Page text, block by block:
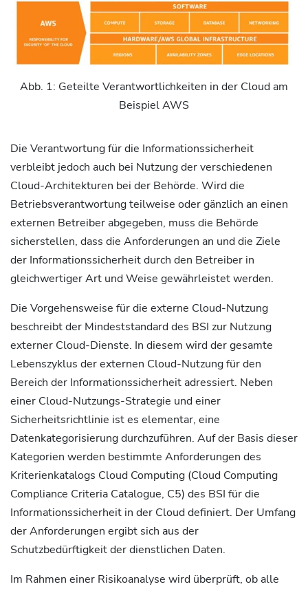
Abb. 1: Geteilte Verantwortlichkeiten in der Cloud am
Beispiel AWS
Die Verantwortung für die Informationssicherheit
verbleibt jedoch auch bei Nutzung der verschiedenen
Cloud-Architekturen bei der Behörde. Wird die
Betriebsverantwortung teilweise oder gänzlich an einen
externen Betreiber abgegeben, muss die Behörde
sicherstellen, dass die Anforderungen an und die Ziele
der Informationssicherheit durch den Betreiber in
gleichwertiger Art und Weise gewährleistet werden.
Die Vorgehensweise für die externe Cloud-Nutzung
beschreibt der Mindeststandard des BSI zur Nutzung
externer Cloud-Dienste. In diesem wird der gesamte
Lebenszyklus der externen Cloud-Nutzung für den
Bereich der Informationssicherheit adressiert. Neben
einer Cloud-Nutzungs-Strategie und einer
Sicherheitsrichtlinie ist es elementar, eine
Datenkategorisierung durchzuführen. Auf der Basis dieser
Kategorien werden bestimmte Anforderungen des
Kriterienkatalogs Cloud Computing (Cloud Computing
Compliance Criteria Catalogue, C5) des BSI für die
Informationssicherheit in der Cloud definiert. Der Umfang
der Anforderungen ergibt sich aus der
Schutzbedürftigkeit der dienstlichen Daten.
Im Rahmen einer Risikoanalyse wird überprüft, ob alle